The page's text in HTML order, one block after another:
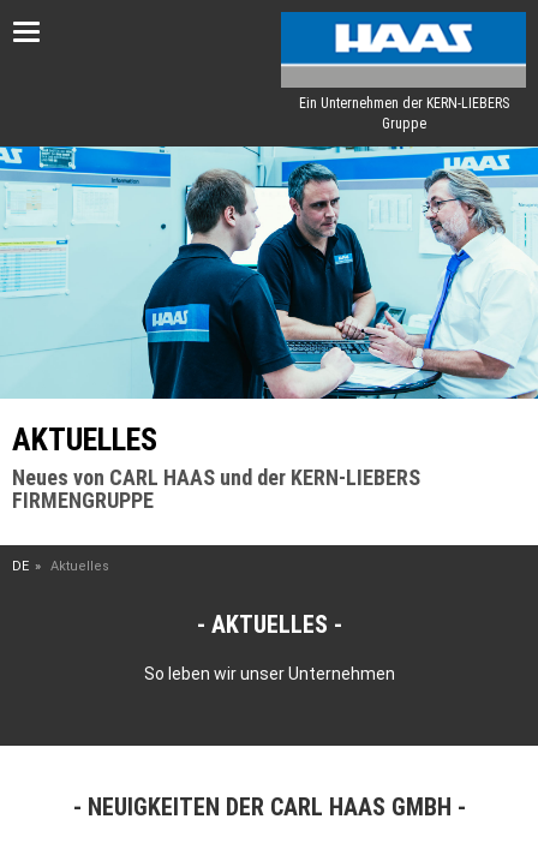
Toggle
Ein Unternehmen der KERN-LIEBERS
Gruppe
AKTUELLES
Neues von CARL HAAS und der KERN-LIEBERS
FIRMENGRUPPE
DE Aktuelles
AKTUELLES
So leben wir unser Unternehmen
NEUIGKEITEN DER CARL HAAS GMBH